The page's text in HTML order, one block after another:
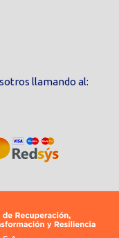
llamando al: